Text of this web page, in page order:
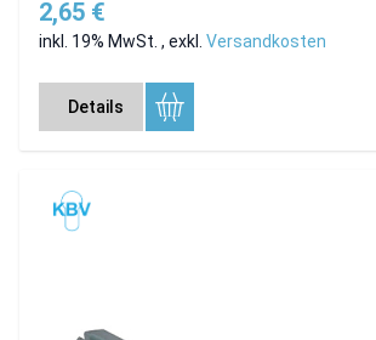
2,65 €
inkl. 19% MwSt. , exkl. Versandkosten
Details